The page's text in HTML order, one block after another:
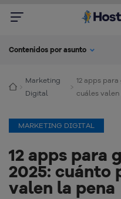
Contenidos por asunto
Marketing
Digital
12 apps
cuáles valen
MARKETING DIGITAL
12 apps para
2025: cuánto
valen la pena